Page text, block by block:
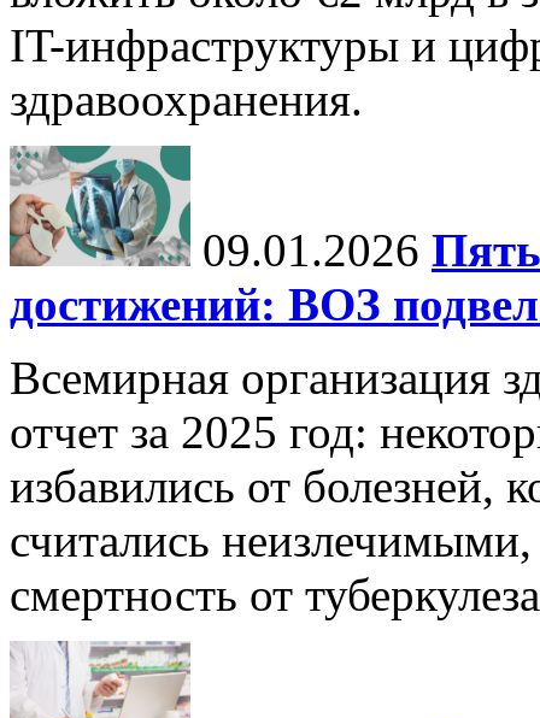
IT-инфраструктуры и
здравоохранения.
09.01.2026
достижений: ВОЗ
Всемирная организация
отчет за 2025 год:
избавились от болезней,
считались неизлечимыми,
смертность от